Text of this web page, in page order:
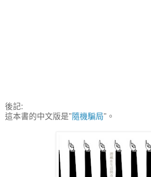
後記:
這本書的中文版是"隨機騙局"。